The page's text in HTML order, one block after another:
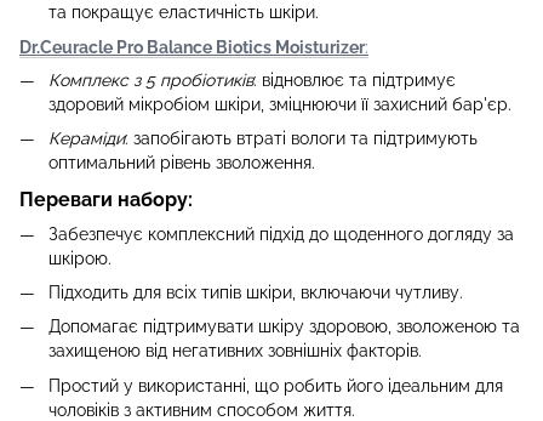
та покращує еластичність шкіри.
Dr.Ceuracle Pro Balance Biotics Moisturizer:
Комплекс з 5 пробіотиків: відновлює та підтримує
здоровий мікробіом шкіри, зміцнюючи її захисний бар'єр.
Кераміди: запобігають втраті вологи та підтримують
оптимальний рівень зволоження.
Переваги набору:
Забезпечує комплексний підхід до щоденного догляду за
шкірою.
Підходить для всіх типів шкіри, включаючи чутливу.
Допомагає підтримувати шкіру здоровою, зволоженою та
захищеною від негативних зовнішніх факторів.
Простий у використанні, що робить його ідеальним для
чоловіків з активним способом життя.